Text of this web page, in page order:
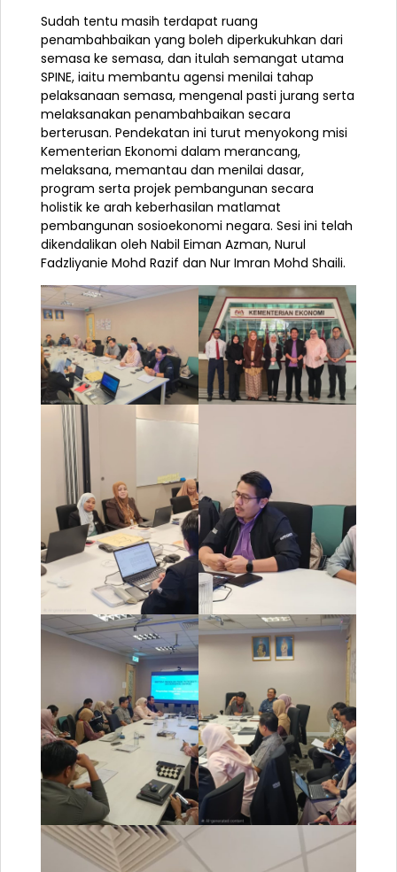
Sudah tentu masih terdapat ruang
penambahbaikan yang boleh diperkukuhkan dari
semasa ke semasa, dan itulah semangat utama
SPINE, iaitu membantu agensi menilai tahap
pelaksanaan semasa, mengenal pasti jurang serta
melaksanakan penambahbaikan secara
berterusan. Pendekatan ini turut menyokong misi
Kementerian Ekonomi dalam merancang,
melaksana, memantau dan menilai dasar,
program serta projek pembangunan secara
holistik ke arah keberhasilan matlamat
pembangunan sosioekonomi negara. Sesi ini telah
dikendalikan oleh Nabil Eiman Azman, Nurul
Fadzliyanie Mohd Razif dan Nur Imran Mohd Shaili.